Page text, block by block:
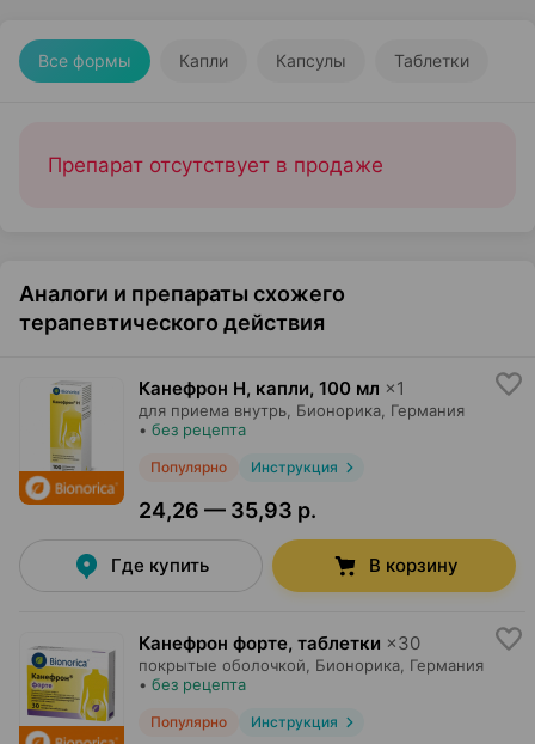
Все формы Капли Капсулы Таблетки
Препарат отсутствует в продаже
Аналоги и препараты схожего
терапевтического действия
Канефрон Н, капли, 100 мл ×1
для приема внутрь, Бионорика , Германия
• без рецепта
Популярно Инструкция
24,26 — 35,93 р.
Где купить В корзину
Канефрон форте, таблетки ×30
покрытые оболочкой, Бионорика , Германия
• без рецепта
Популярно Инструкция